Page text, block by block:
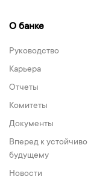
О банке
Руководство
Карьера
Отчеты
Комитеты
Документы
Вперед к
будущему
Новости